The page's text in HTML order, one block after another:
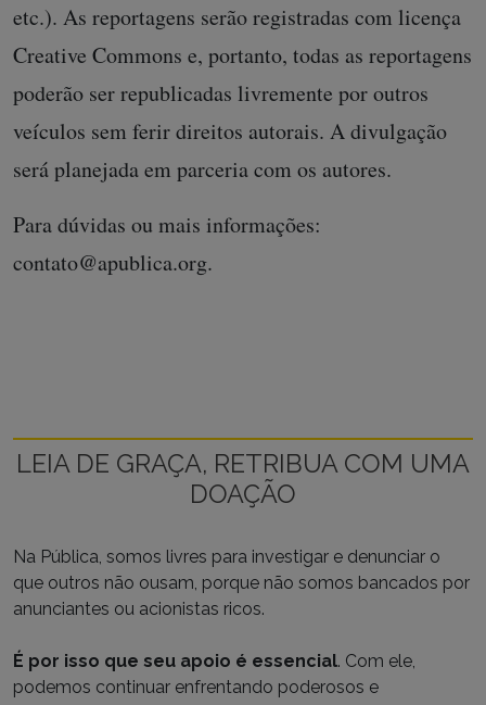
etc.). As reportagens serão registradas com licença
Creative Commons e, portanto, todas as reportagens
poderão ser republicadas livremente por outros
veículos sem ferir direitos autorais. A divulgação
será planejada em parceria com os autores.
Para dúvidas ou mais informações:
contato@apublica.org.
LEIA DE GRAÇA, RETRIBUA COM UMA
DOAÇÃO
Na Pública, somos livres para investigar e denunciar o
que outros não ousam, porque não somos bancados por
anunciantes ou acionistas ricos.
É por isso que seu apoio é essencial. Com ele,
podemos continuar enfrentando poderosos e